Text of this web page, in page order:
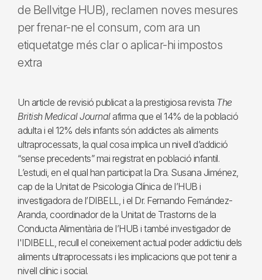
de Bellvitge HUB), reclamen noves mesures
per frenar-ne el consum, com ara un
etiquetatge més clar o aplicar-hi impostos
extra
Un article de revisió publicat a la prestigiosa revista The
British Medical Journal afirma que el 14% de la població
adulta i el 12% dels infants són addictes als aliments
ultraprocessats, la qual cosa implica un nivell d’addició
“sense precedents” mai registrat en població infantil.
L’estudi, en el qual han participat la Dra. Susana Jiménez,
cap de la Unitat de Psicologia Clínica de l’HUB i
investigadora de l’DIBELL, i el Dr. Fernando Fernández-
Aranda, coordinador de la Unitat de Trastorns de la
Conducta Alimentària de l’HUB i també investigador de
l'IDIBELL, recull el coneixement actual poder addictiu dels
aliments ultraprocessats i les implicacions que pot tenir a
nivell clínic i social.